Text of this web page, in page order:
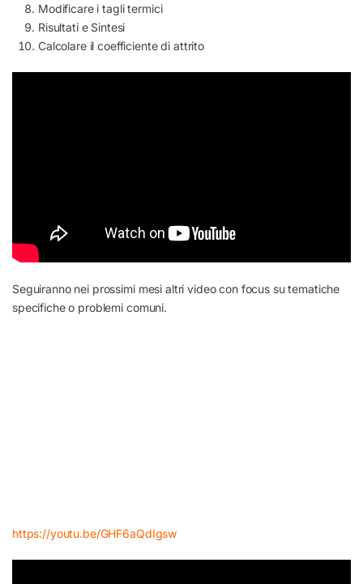
Modificare i tagli termici
Risultati e Sintesi
Calcolare il coefficiente di attrito
Seguiranno nei prossimi mesi altri video con focus su tematiche
specifiche o problemi comuni.
https://youtu.be/GHF6aQdIgsw